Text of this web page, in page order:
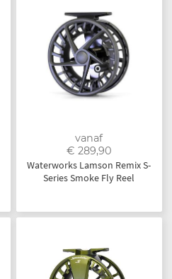
vanaf
€ 289,90
Waterworks Lamson Remix S-
Series Smoke Fly Reel